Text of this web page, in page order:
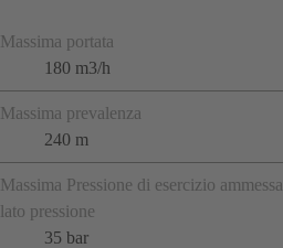
Massima portata
180 m3/h
Massima prevalenza
240 m
Massima Pressione di esercizio ammessa
lato pressione
35 bar